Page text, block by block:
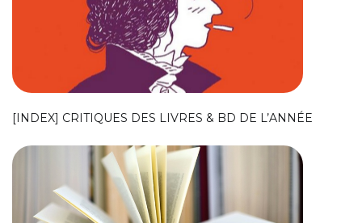
[INDEX] CRITIQUES DES LIVRES & BD DE L’ANNÉE